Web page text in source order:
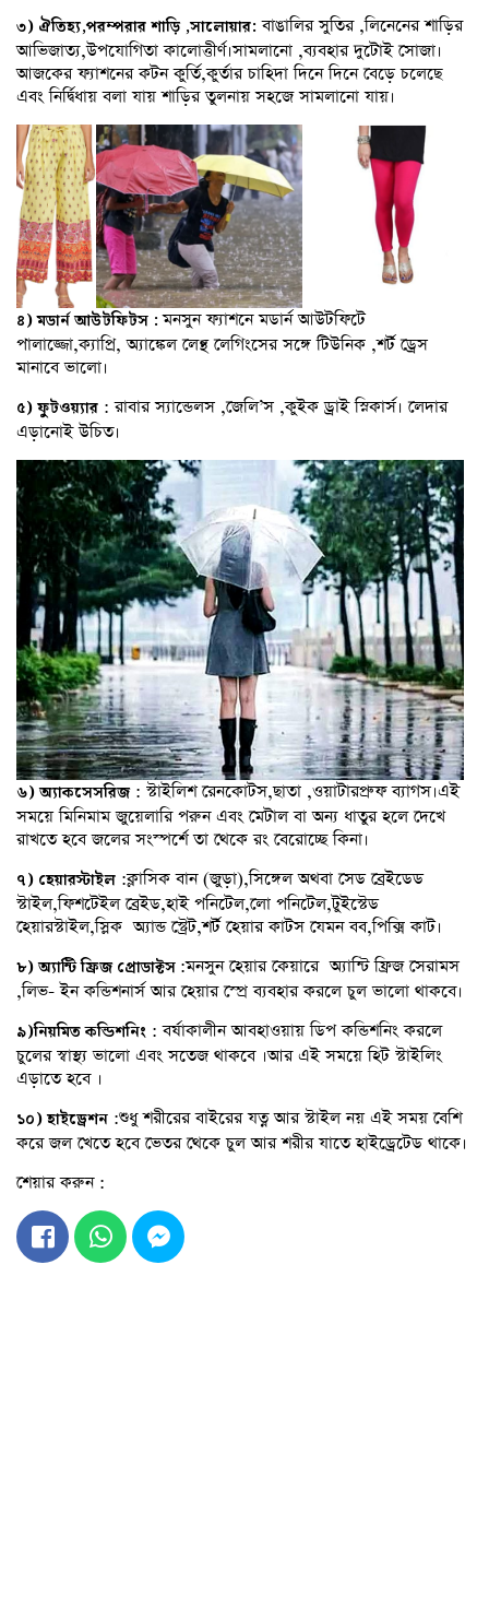
৩) ঐতিহ্য,পরম্পরার শাড়ি ,সালোয়ার: বাঙালির সুতির ,লিনেনের শাড়ির
আভিজাত্য,উপযোগিতা কালোত্তীর্ণ।সামলানো ,ব্যবহার দুটোই সোজা।
আজকের ফ্যাশনের কটন কুর্তি,কুর্তার চাহিদা দিনে দিনে বেড়ে চলেছে
এবং নির্দ্বিধায় বলা যায় শাড়ির তুলনায় সহজে সামলানো যায়।
৪) মডার্ন আউটফিটস :মনসুন ফ্যাশনে মডার্ন আউটফিটে
পালাজ্জো,ক্যাপ্রি, অ্যাঙ্কেল লেন্থ লেগিংসের সঙ্গে টিউনিক ,শর্ট ড্রেস
মানাবে ভালো।
৫) ফুটওয়্যার : রাবার স্যান্ডেলস ,জেলি’স ,কুইক ড্ৰাই স্নিকার্স। লেদার
এড়ানোই উচিত।
৬)অ্যাকসেসরিজ: স্টাইলিশ রেনকোটস,ছাতা ,ওয়াটারপ্রুফ ব্যাগস।এই
সময়ে মিনিমাম জুয়েলারি পরুন এবং মেটাল বা অন্য ধাতুর হলে দেখে
রাখতে হবে জলের সংস্পর্শে তা থেকে রং বেরোচ্ছে কিনা।
৭) হেয়ারস্টাইল :ক্লাসিক বান (জুড়া),সিঙ্গেল অথবা সেড ব্রেইডেড
স্টাইল,ফিশটেইল ব্রেইড,হাই পনিটেল,লো পনিটেল,টুইস্টেড
হেয়ারস্টাইল,স্লিক অ্যান্ড স্ট্রেট,শর্ট হেয়ার কাটস যেমন বব,পিক্সি কাট।
৮)অ্যান্টিফ্রিজ প্রোডাক্টস :মনসুন হেয়ার কেয়ারে অ্যান্টি ফ্রিজ সেরামস
,লিভ- ইন কন্ডিশনার্স আর হেয়ার স্প্রে ব্যবহার করলে চুল ভালো থাকবে।
৯)নিয়মিতকন্ডিশনিং : বর্ষাকালীন আবহাওয়ায় ডিপ কন্ডিশনিং করলে
চুলের স্বাস্থ্য ভালো এবং সতেজ থাকবে ।আর এই সময়ে হিট স্টাইলিং
এড়াতে হবে ।
১০)হাইড্রেশন :শুধু শরীরের বাইরের যত্ন আর স্টাইল নয় এই সময় বেশি
করে জল খেতে হবে ভেতর থেকে চুল আর শরীর যাতে হাইড্রেটেড থাকে।
শেয়ার করুন :